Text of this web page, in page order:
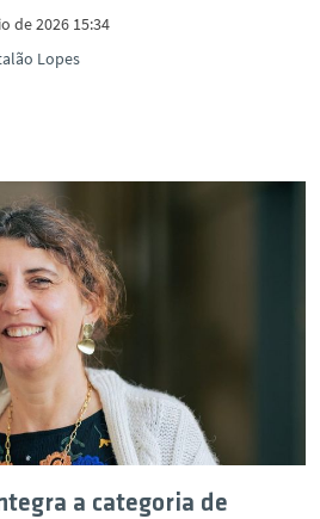
de 2026 15:34
Lopes
a categoria de